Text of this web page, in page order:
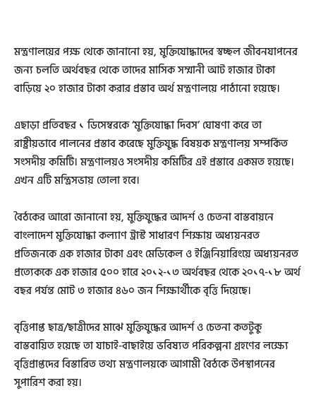
মন্ত্রণালয়ের পক্ষ থেকে জানানো হয়, মুক্তিযোদ্ধাদের স্বচ্ছল জীবনযাপনের
জন্য চলতি অর্থবছর থেকে তাদের মাসিক সম্মানী আট হাজার টাকা
বাড়িয়ে ২০ হাজার টাকা করার প্রস্তাব অর্থ মন্ত্রণালয়ে পাঠানো হয়েছে।
এছাড়া প্রতিবছর ১ ডিসেম্বরকে ‘মুক্তিযোদ্ধা দিবস’ ঘোষণা করে তা
রাষ্ট্রীয়ভাবে পালনের প্রস্তাব করেছে মুক্তিযুদ্ধ বিষয়ক মন্ত্রণালয় সম্পর্কিত
সংসদীয় কমিটি। মন্ত্রণালয়ও সংসদীয় কমিটির এই প্রস্তাবে একমত হয়েছে।
এখন এটি মন্ত্রিসভায় তোলা হবে।
বৈঠকের আরো জানানো হয়, মুক্তিযুদ্ধের আদর্শ ও চেতনা বাস্তবায়নে
বাংলাদেশ মুক্তিযোদ্ধা কল্যাণ ট্রাস্ট সাধারণ শিক্ষায় অধ্যয়নরত
প্রতিজনকে এক হাজার টাকা এবং মেডিকেল ও ইঞ্জিনিয়ারিংয়ে অধ্যয়নরত
প্রত্যেককে এক হাজার ৫০০ হারে ২০১২-১৩ অর্থবছর থেকে ২০১৭-১৮ অর্থ
বছর পর্যন্ত মোট ৩ হাজার ৪৬০ জন শিক্ষার্থীকে বৃত্তি দিয়েছে।
বৃত্তিপাপ্ত ছাত্র/ছাত্রীদের মাঝে মুক্তিযুদ্ধের আদর্শ ও চেতনা কতটুকু
বাস্তবায়িত হয়েছে তা যাচাই-বাছাইয়ে ভবিষ্যত পরিকল্পনা গ্রহণের লক্ষ্যে
বৃত্তিপ্রাপ্তদের বিস্তারিত তথ্য মন্ত্রণালয়কে আগামী বৈঠকে উপস্থাপনের
সুপারিশ করা হয়।